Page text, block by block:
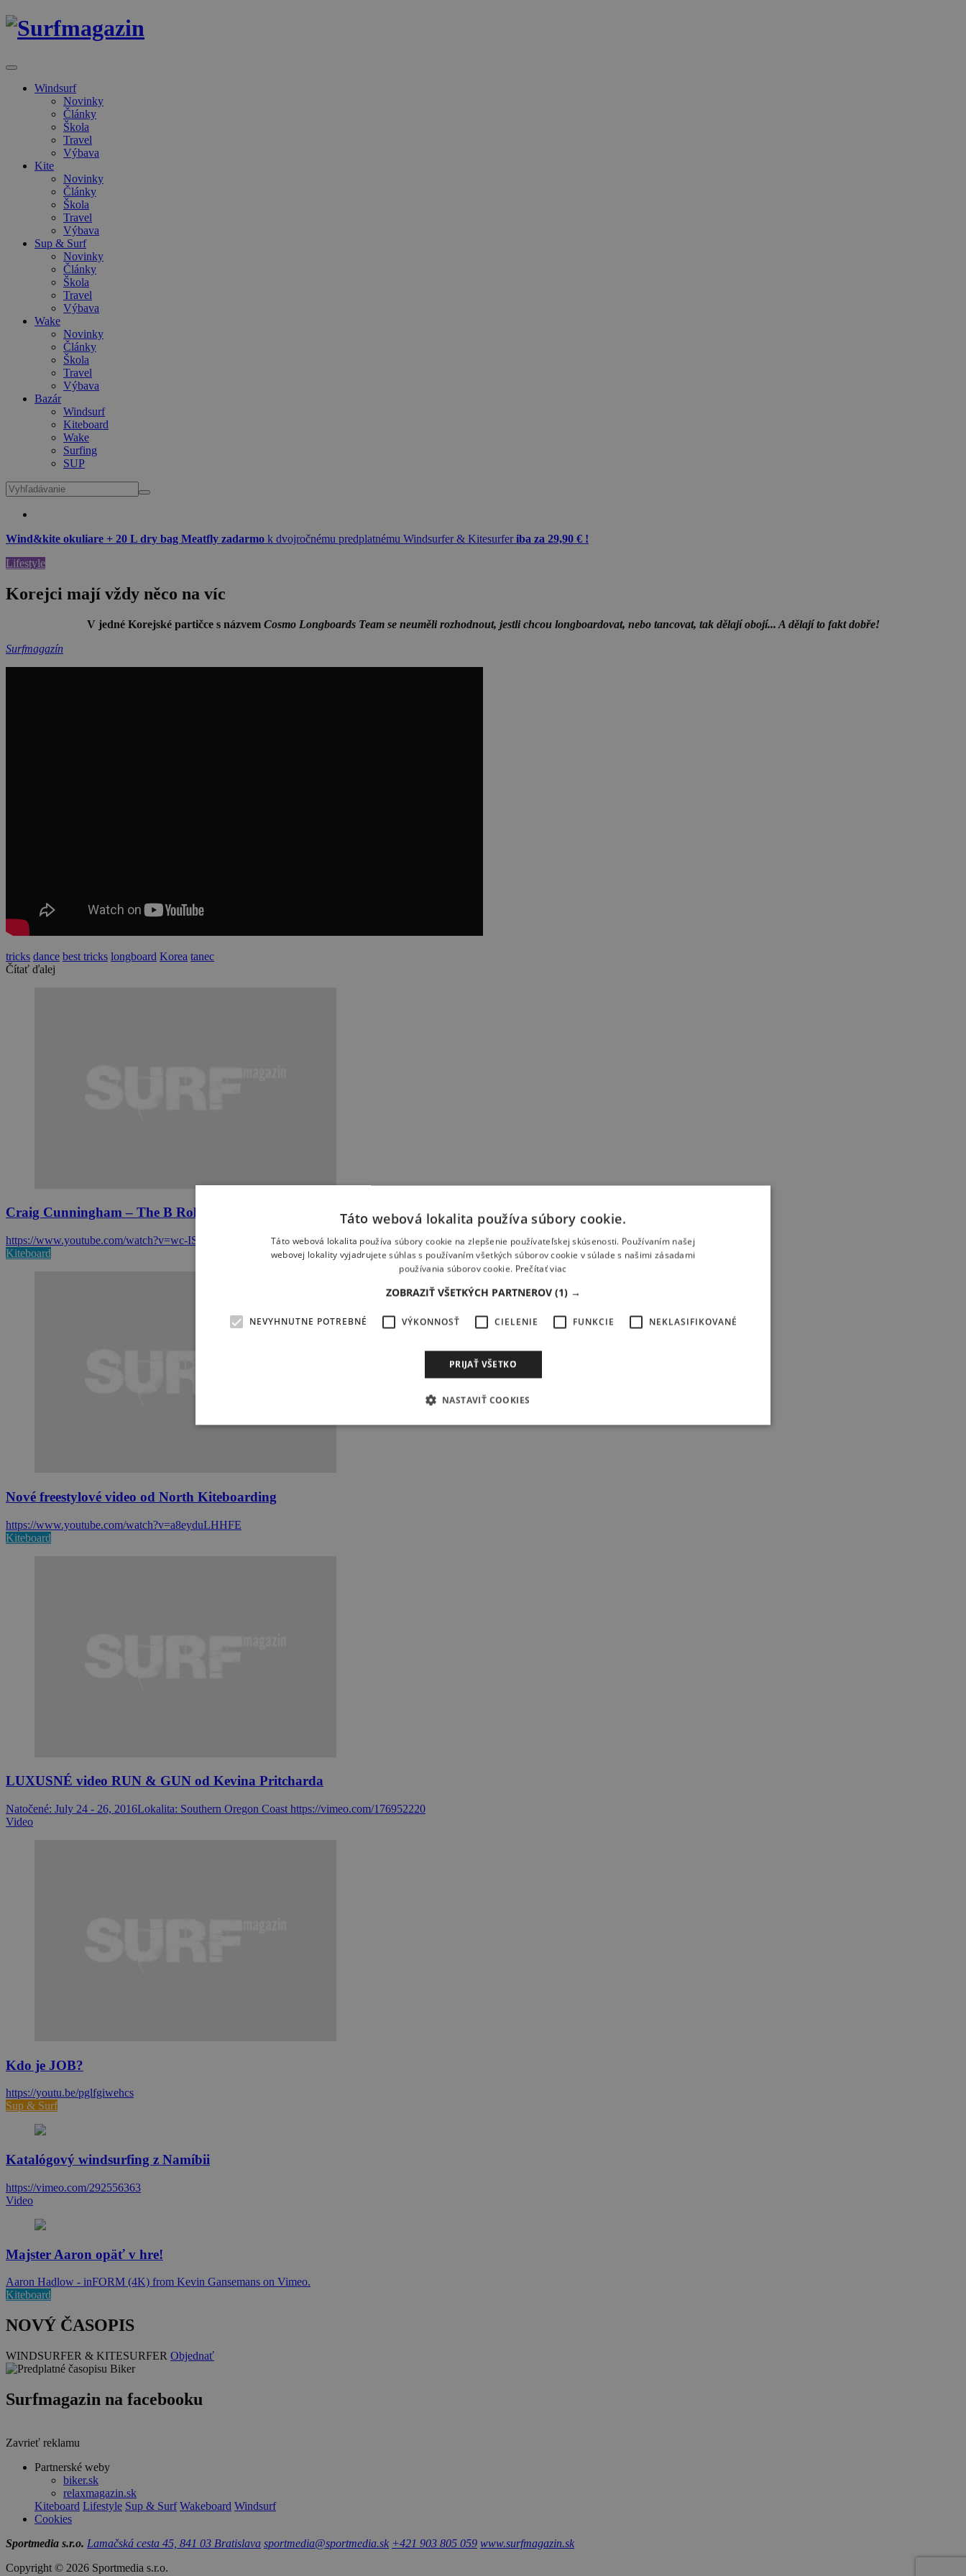
Windsurf
Novinky
Články
Škola
Travel
Výbava
Kite
Novinky
Články
Škola
Travel
Výbava
Sup & Surf
Novinky
Články
Škola
Travel
Výbava
Wake
Novinky
Články
Škola
Travel
Výbava
Bazár
Windsurf
Kiteboard
Wake
Surfing
SUP
Wind&kite okuliare + 20 L dry bag Meatfly zadarmo k dvojročnému predplatnému Windsurfer & Kitesurferiba za 29,90 € !
Lifestyle
Korejci mají vždy něco na víc
V jedné Korejské partičce s názvem Cosmo Longboards Team se neuměli rozhodnout, jestli chcou longboardovat, nebo tancovat, tak dělají obojí... A dělají to fakt dobře!
Surfmagazín
tricks dance best tricks longboard Korea tanec
Čítať ďalej
Craig Cunningham – The B Roll
https://www.youtube.com/watch?v=wc-ISJG_0KE
Kiteboard
Nové freestylové video od North Kiteboarding
https://www.youtube.com/watch?v=a8eyduLHHFE
Kiteboard
LUXUSNÉ video RUN & GUN od Kevina Pritcharda
Natočené: July 24 - 26, 2016Lokalita: Southern Oregon Coast https://vimeo.com/176952220
Video
Kdo je JOB?
https://youtu.be/pglfgiwehcs
Sup & Surf
Katalógový windsurfing z Namíbii
https://vimeo.com/292556363
Video
Majster Aaron opäť v hre!
Aaron Hadlow - inFORM (4K) from Kevin Gansemans on Vimeo.
Kiteboard
NOVÝ ČASOPIS
WINDSURFER & KITESURFER Objednať
Surfmagazin na facebooku
Zavrieť reklamu
Partnerské weby
biker.sk
relaxmagazin.sk
Kiteboard Lifestyle Sup & Surf Wakeboard Windsurf
Cookies
Sportmedia s.r.o. Lamačská cesta 45, 841 03 Bratislava sportmedia@sportmedia.sk +421 903 805 059 www.surfmagazin.sk
Copyright © 2026 Sportmedia s.r.o.
Táto webová lokalita používa súbory cookie.
Táto webová lokalita používa súbory cookie na zlepšenie používateľskej skúsenosti. Používaním našej
webovej lokality vyjadrujete súhlas s používaním všetkých súborov cookie v súlade s našimi zásadami
používania súborov cookie. Prečítať viac
ZOBRAZIŤ VŠETKÝCH PARTNEROV (1) →
NEVYHNUTNE POTREBNÉ VÝKONNOSŤ CIELENIE FUNKCIE NEKLASIFIKOVANÉ
PRIJAŤ VŠETKO
NASTAVIŤ COOKIES